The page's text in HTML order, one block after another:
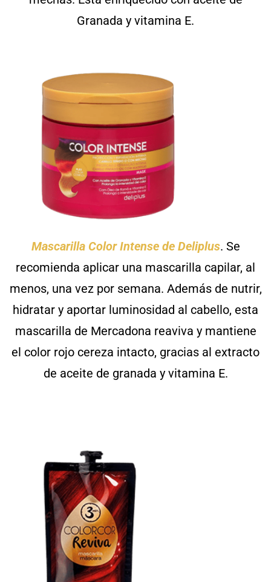
Granada y vitamina E.
Mascarilla Color Intense de Deliplus. Se
recomienda aplicar una mascarilla capilar, al
menos, una vez por semana. Además de nutrir,
hidratar y aportar luminosidad al cabello, esta
mascarilla de Mercadona reaviva y mantiene
el color rojo cereza intacto, gracias al extracto
de aceite de granada y vitamina E.